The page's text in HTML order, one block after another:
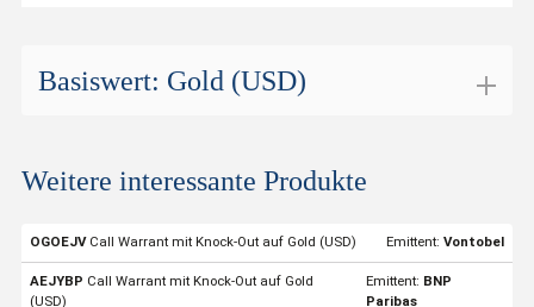
Basiswert: Gold (USD)
ISIN
Basiswert Gold (USD)
Weitere interessante Produkte
OGOEJV Call Warrant mit Knock-Out auf Gold (USD) Emittent: Vontobel
AEJYBP Call Warrant mit Knock-Out auf Gold
(USD)
Emittent: BNP
Paribas